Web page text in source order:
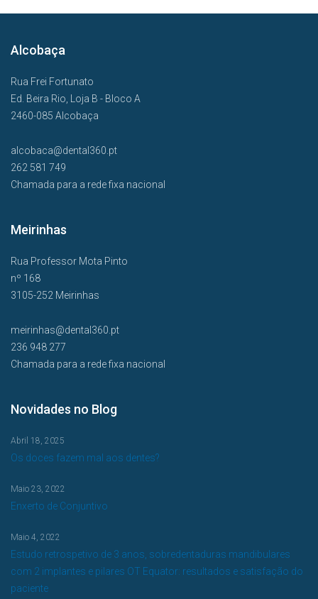
Alcobaça
Rua Frei Fortunato
Ed. Beira Rio, Loja B - Bloco A
2460-085 Alcobaça
alcobaca@dental360.pt
262 581 749
Chamada para a rede fixa nacional
Meirinhas
Rua Professor Mota Pinto
nº 168
3105-252 Meirinhas
meirinhas@dental360.pt
236 948 277
Chamada para a rede fixa nacional
Novidades no Blog
Os doces fazem mal aos dentes?
Abril 18, 2025
Enxerto de Conjuntivo
Maio 23, 2022
Estudo retrospetivo de 3 anos, sobredentaduras mandibulares
com 2 implantes e pilares OT Equator: resultados e satisfação do
paciente
Maio 4, 2022